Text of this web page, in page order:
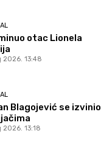
otac Lionela
2026. 13:48
Blagojević se izvinio
2026. 13:18